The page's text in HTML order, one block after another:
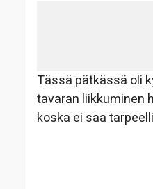
Tässä pätkässä oli
tavaran liikkuminen
koska ei saa